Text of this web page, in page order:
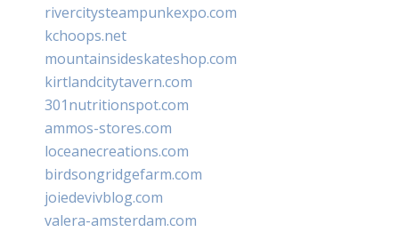
rivercitysteampunkexpo.com
kchoops.net
mountainsideskateshop.com
kirtlandcitytavern.com
301nutritionspot.com
ammos-stores.com
loceanecreations.com
birdsongridgefarm.com
joiedevivblog.com
valera-amsterdam.com